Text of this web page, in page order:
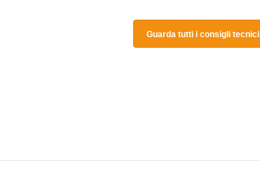
Guarda tutti i consigli tecnici